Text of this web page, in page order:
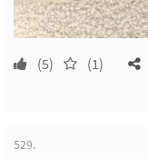
(5) (1)
529.